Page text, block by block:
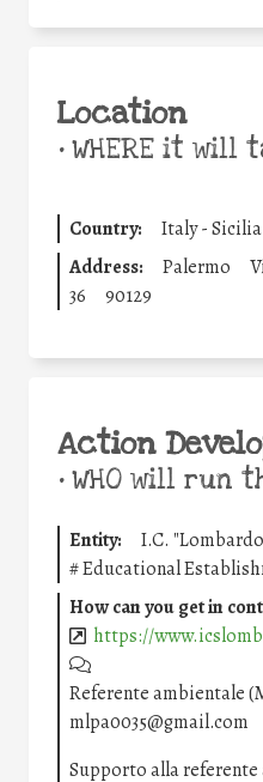
Location
•WHERE it will
Country:
Italy - Sicilia
Address:
Palermo
36
90129
Action
•WHO will run
Entity:
I.C.
#Educational
How can you get in
https://
Referente ambientale
mlpa0035@gmail.com
Supporto alla referente